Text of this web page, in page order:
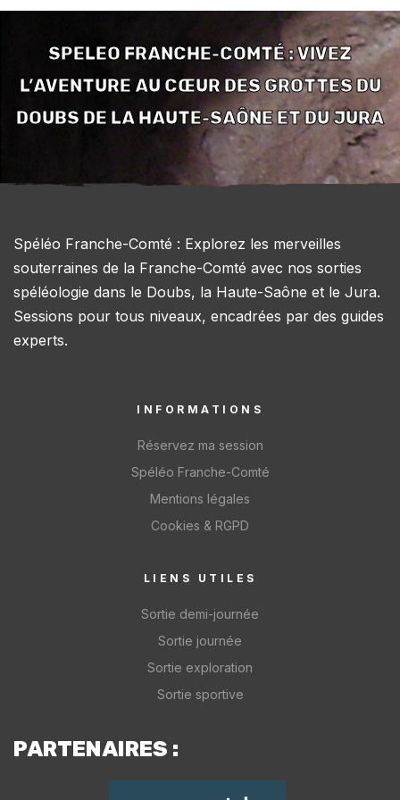
SPELEO FRANCHE-COMTÉ : VIVEZ
L’AVENTURE AU CŒUR DES GROTTES DU
DOUBS DE LA HAUTE-SAÔNE ET DU JURA
Spéléo Franche-Comté : Explorez les merveilles
souterraines de la Franche-Comté avec nos sorties
spéléologie dans le Doubs, la Haute-Saône et le Jura.
Sessions pour tous niveaux, encadrées par des guides
experts.
LIENS UTILES
Sortie demi-journée
Sortie journée
Sortie exploration
Sortie sportive
INFORMATIONS
Réservez ma session
Spéléo Franche-Comté
Mentions légales
Cookies & RGPD
PARTENAIRES :